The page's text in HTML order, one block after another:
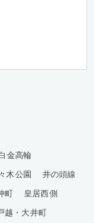
金高輪
木公園
井の頭線
町
皇居西側
越・大井町